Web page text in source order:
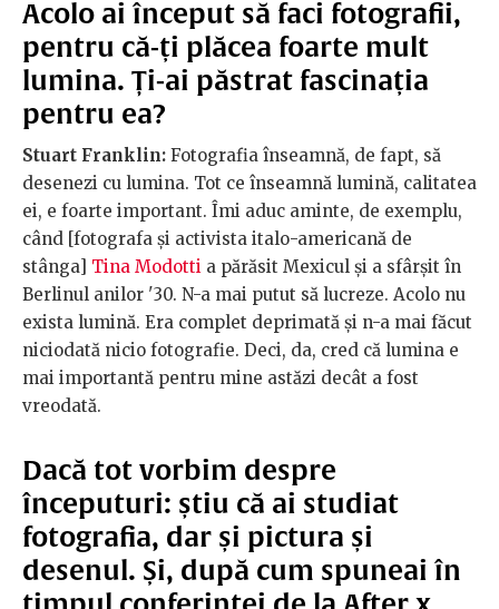
Acolo ai început să faci fotografii,
pentru că-ți plăcea foarte mult
lumina. Ți-ai păstrat fascinația
pentru ea?
Stuart Franklin: Fotografia înseamnă, de fapt, să
desenezi cu lumina. Tot ce înseamnă lumină, calitatea
ei, e foarte important. Îmi aduc aminte, de exemplu,
când [fotografa și activista italo-americană de
stânga] Tina Modotti a părăsit Mexicul și a sfârșit în
Berlinul anilor '30. N-a mai putut să lucreze. Acolo nu
exista lumină. Era complet deprimată și n-a mai făcut
niciodată nicio fotografie. Deci, da, cred că lumina e
mai importantă pentru mine astăzi decât a fost
vreodată.
Dacă tot vorbim despre
începuturi: știu că ai studiat
fotografia, dar și pictura și
desenul. Și, după cum spuneai în